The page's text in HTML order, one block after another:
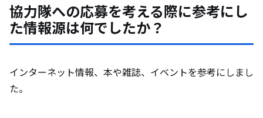
協力隊への応募を考える際に参考にし
た情報源は何でしたか？
インターネット情報、本や雑誌、イベントを参考にしまし
た。